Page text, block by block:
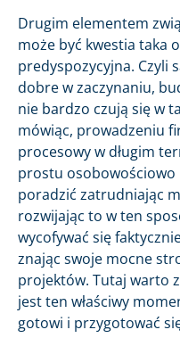
Drugim elementem
może być kwestia taka
predyspozycyjna. Czyli
dobre w zaczynaniu,
nie bardzo czują się w
mówiąc, prowadzeniu
procesowy w długim
prostu
poradzić zatrudniając
rozwijając to w ten
wycofywać się
znając swoje mocne
projektów. Tutaj warto
jest ten właściwy
gotowi i przygotować